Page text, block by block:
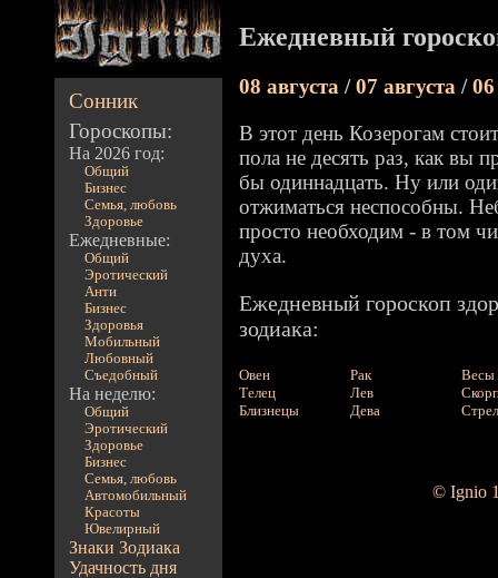
Сонник
Гороскопы:
На 2026 год:
Общий
Бизнес
Семья, любовь
Здоровье
Ежедневные:
Общий
Эротический
Анти
Бизнес
Здоровья
Мобильный
Любовный
Съедобный
На неделю:
Общий
Эротический
Здоровье
Бизнес
Семья, любовь
Автомобильный
Красоты
Ювелирный
Знаки Зодиака
Удачность дня
Ежедневный
08 августа /07 августа /
В этот день Козерогам
пола не десять раз, как вы
бы одиннадцать. Ну или
отжиматься неспособны.
просто необходим - в том
духа.
Ежедневный гороскоп
зодиака:
Овен
Телец
Близнецы
Рак
Лев
Дева
Весы
© Ignio